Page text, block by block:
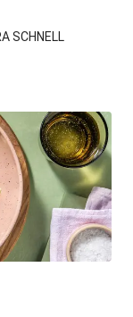
SCHNELL